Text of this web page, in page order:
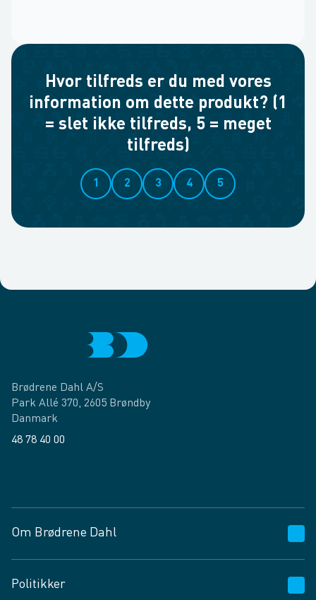
Hvor tilfreds er du med vores
information om dette produkt? (1
= slet ikke tilfreds, 5 = meget
tilfreds)
1 2 3 4 5
Brødrene Dahl A/S
Park Allé 370, 2605 Brøndby
Danmark
48 78 40 00
Om Brødrene Dahl
Vagttelefon 30 10 89 89
Politikker